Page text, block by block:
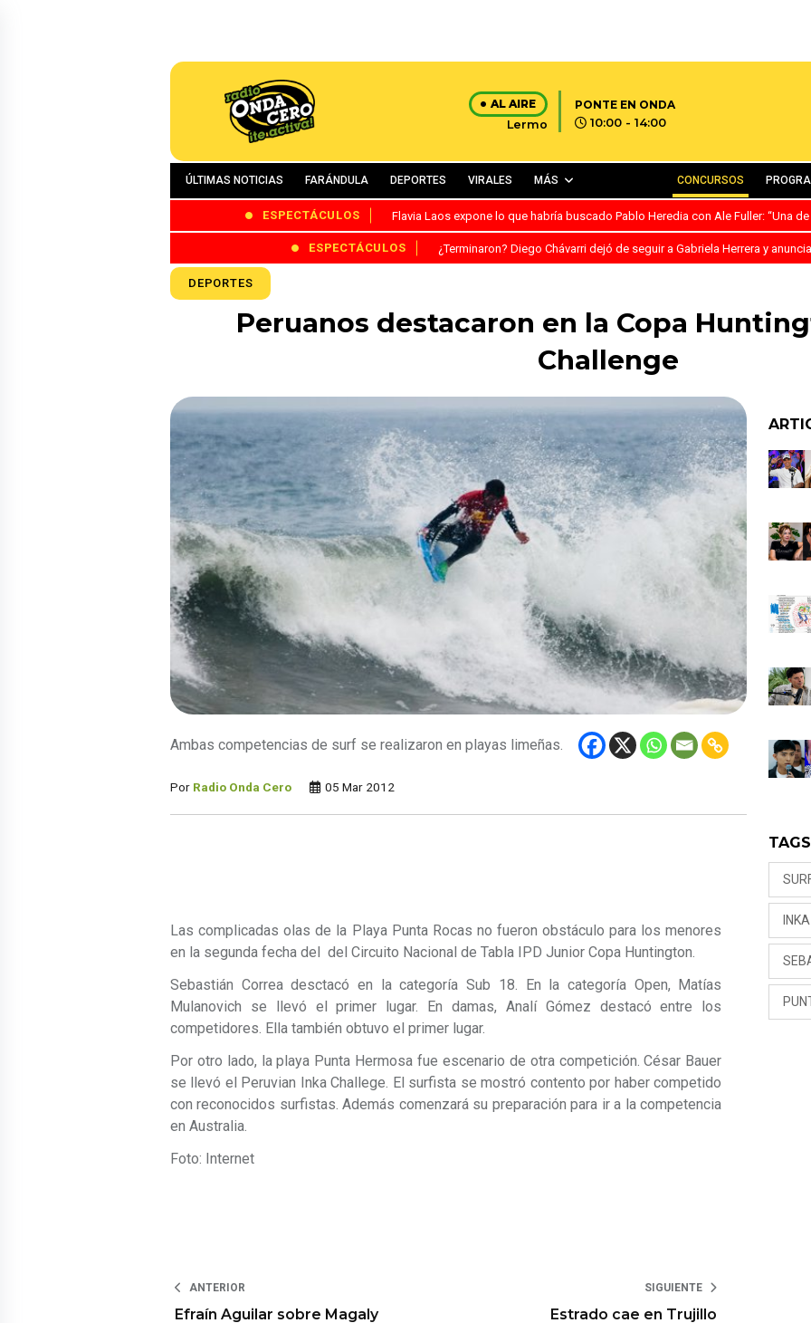
AL AIRE
Lermo
PONTE EN ONDA
10:00 - 14:00
ÚLTIMAS NOTICIAS FARÁNDULA DEPORTES VIRALES MÁS CONCURSOS
ESPECTÁCULOS Flavia Laos expone lo que habría buscado Pablo Heredia con Ale Fuller: “Una
ESPECTÁCULOS ¿Terminaron? Diego Chávarri dejó de seguir a Gabriela Herrera y
DEPORTES
Peruanos destacaron en la Copa
Challenge
Ambas competencias de surf se realizaron en playas limeñas.
Por Radio Onda Cero 05 Mar 2012
Las complicadas olas de la Playa Punta Rocas no fueron obstáculo para los menores
en la segunda fecha del del Circuito Nacional de Tabla IPD Junior Copa Huntington.
Sebastián Correa desctacó en la categoría Sub 18. En la categoría Open, Matías
Mulanovich se llevó el primer lugar. En damas, Analí Gómez destacó entre los
competidores. Ella también obtuvo el primer lugar.
Por otro lado, la playa Punta Hermosa fue escenario de otra competición. César Bauer
se llevó el Peruvian Inka Challege. El surfista se mostró contento por haber competido
con reconocidos surfistas. Además comenzará su preparación para ir a la competencia
en Australia.
Foto: Internet
ANTERIOR
Efraín Aguilar sobre Magaly
SIGUIENTE
Estrado cae en Trujillo
TAGS